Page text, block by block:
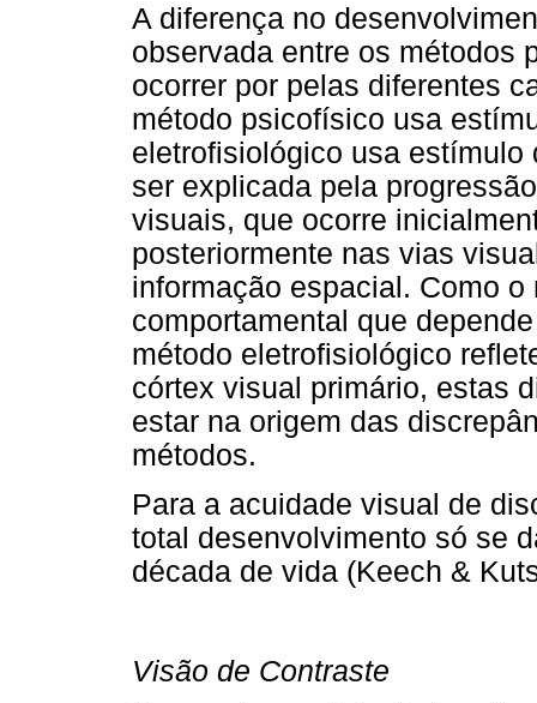
A diferença no
observada entre os métodos
ocorrer por pelas diferentes
método psicofísico usa
eletrofisiológico usa estímulo
ser explicada pela
visuais, que ocorre
posteriormente nas vias
informação espacial. Como
comportamental que
método eletrofisiológico
córtex visual primário, estas
estar na origem das
métodos.
Para a acuidade visual de
total desenvolvimento só se
década de vida (Keech &
Visão de Contraste